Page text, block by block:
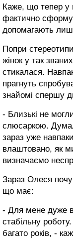
Каже, що тепер у
фактично
допомагають
Попри
жінок у так
стикалася.
прагнуть
знайомі спершу
- Близькі не
слюсаркою.
зараз уже
влаштовано, як
визначаємо
Зараз Олеся
що має:
- Для мене дуже
стабільну
багато років, -